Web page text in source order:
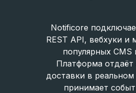
Notificore
REST API, вебхуки и
популярных CMS
Платформа отдаёт
доставки в
принимает